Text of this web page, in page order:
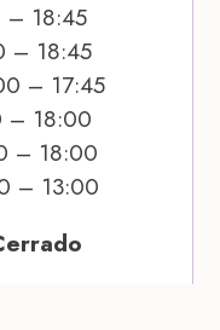
– 18:45
– 18:45
– 17:45
– 18:00
– 18:00
– 13:00